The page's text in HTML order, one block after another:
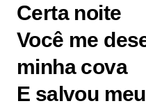
Certa noite
Você me
minha cova
E salvou